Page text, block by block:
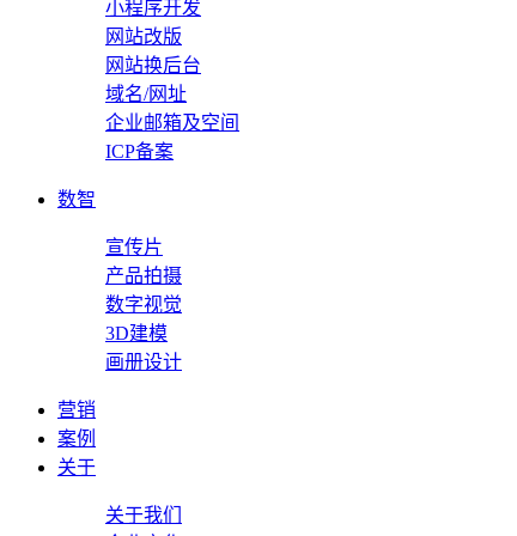
小程序开发
网站改版
网站换后台
域名/网址
企业邮箱及空间
ICP备案
数智
宣传片
产品拍摄
数字视觉
3D建模
画册设计
营销
案例
关于
关于我们